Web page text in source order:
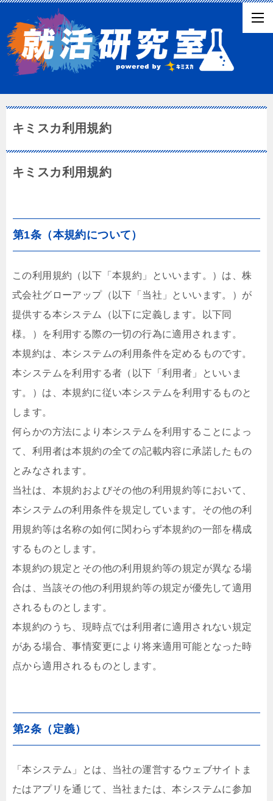
キミスカ利用規約
キミスカ利用規約
第1条（本規約について）
この利用規約（以下「本規約」といいます。）は、株
式会社グローアップ（以下「当社」といいます。）が
提供する本システム（以下に定義します。以下同
様。）を利用する際の一切の行為に適用されます。
本規約は、本システムの利用条件を定めるものです。
本システムを利用する者（以下「利用者」といいま
す。）は、本規約に従い本システムを利用するものと
します。
何らかの方法により本システムを利用することによっ
て、利用者は本規約の全ての記載内容に承諾したもの
とみなされます。
当社は、本規約およびその他の利用規約等において、
本システムの利用条件を規定しています。その他の利
用規約等は名称の如何に関わらず本規約の一部を構成
するものとします。
本規約の規定とその他の利用規約等の規定が異なる場
合は、当該その他の利用規約等の規定が優先して適用
されるものとします。
本規約のうち、現時点では利用者に適用されない規定
がある場合、事情変更により将来適用可能となった時
点から適用されるものとします。
第2条（定義）
「本システム」とは、当社の運営するウェブサイトま
たはアプリを通じて、当社または、本システムに参加